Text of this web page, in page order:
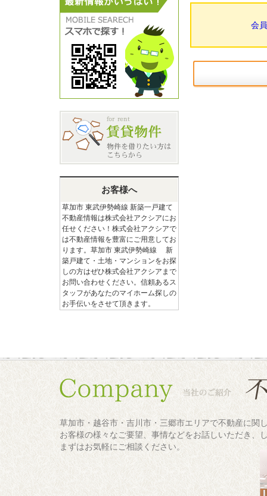
会
お客様へ
草加市 東武伊勢崎線 新築一戸建て
不動産情報は株式会社アクシアにお
任せください！株式会社アクシアで
は不動産情報を豊富にご用意してお
ります。草加市 東武伊勢崎線 新
築戸建て・土地・マンションをお探
しの方はぜひ株式会社アクシアまで
お問い合わせください。信頼あるス
タッフがあなたのマイホーム探しの
お手伝いをさせて頂きます。
草加市・越谷市・吉川市・三郷市エリアで不動産に関
お客様の様々なご要望、事情などをお話しいただき、
まずはお気軽にご相談ください。